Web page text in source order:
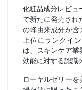
化粧品成分レビュ
で新たに発売され
の蜂由来成分が含
上位にランクイ
は、スキンケア業
効能に対する認識
ローヤルゼリー